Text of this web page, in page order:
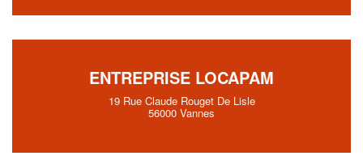
ENTREPRISE LOCAPAM
19 Rue Claude Rouget De Lisle
56000 Vannes